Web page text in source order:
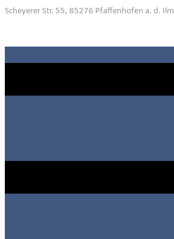
Scheyerer Str. 55, 85276 Pfaffenhofen a. d. Ilm